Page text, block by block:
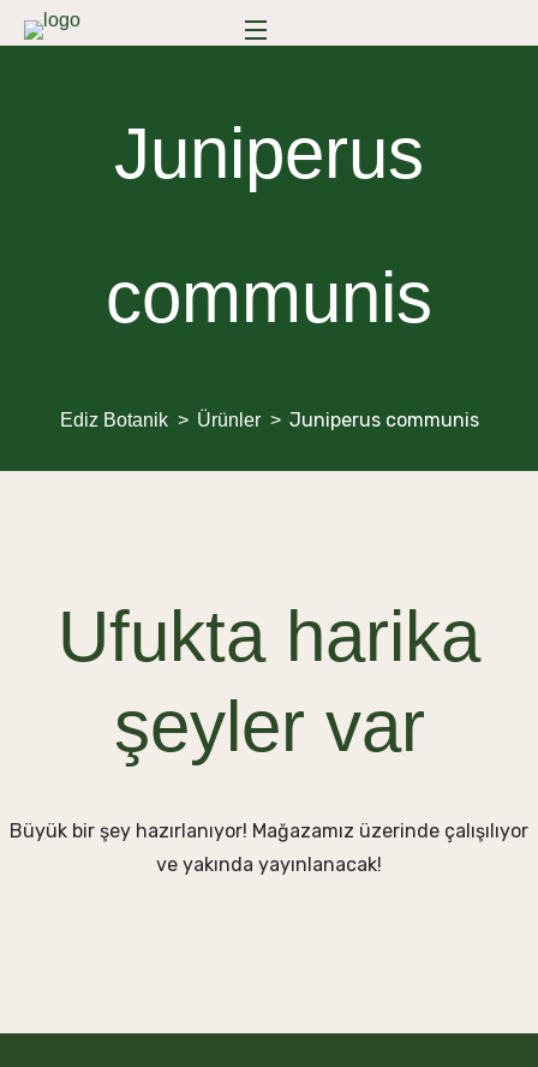
Juniperus
communis
Ediz Botanik Ürünler Juniperus communis
Ufukta harika
şeyler var
Büyük bir şey hazırlanıyor! Mağazamız üzerinde çalışılıyor
ve yakında yayınlanacak!